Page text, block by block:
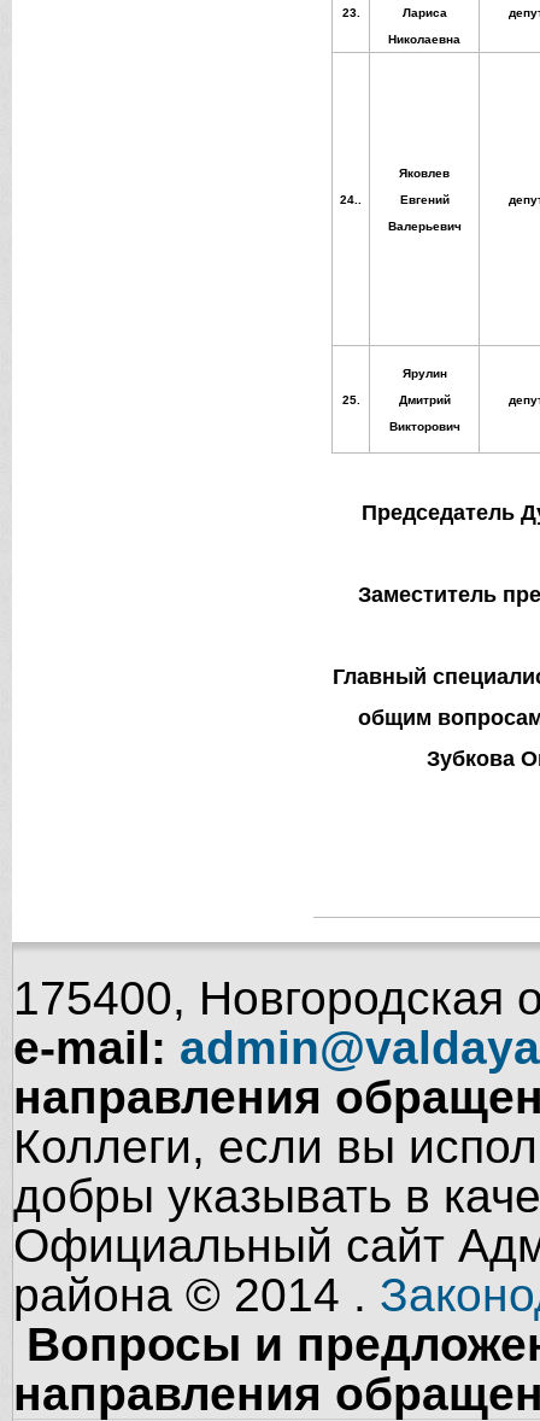
23.
Лариса
Николаевна
24..
Яковлев
Евгений
Валерьевич
25.
Ярулин
Дмитрий
Викторович
Председатель
Заместитель
Главный
общим
Зубкова
175400, Новгородская
e-mail:
направления
Коллеги, если вы
добры указывать в
Официальный сайт
района © 2014 .
Вопросы и
направления